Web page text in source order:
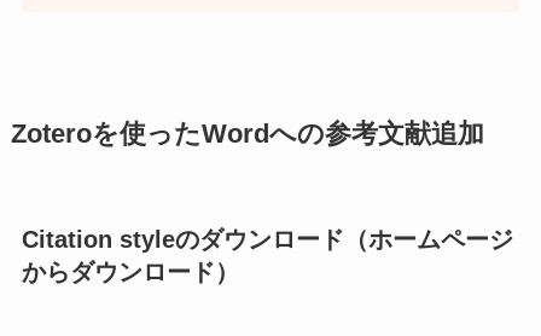
Zoteroを使ったWordへの参考文献追加
Citation styleのダウンロード（ホームページ
からダウンロード）